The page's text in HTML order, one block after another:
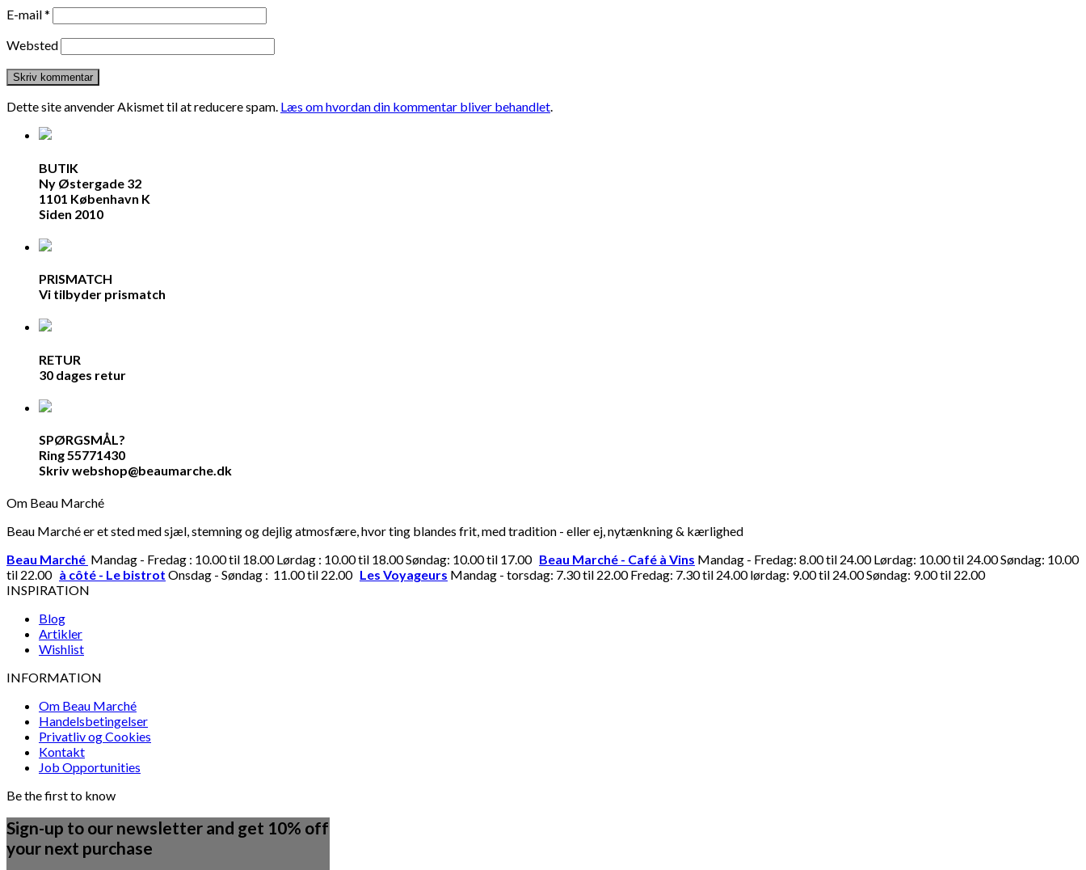
E-mail*
Websted
Dette site anvender Akismet til at reducere spam. Læs om hvordan din kommentar bliver behandlet.
BUTIK
Ny Østergade 32
1101 København K
Siden 2010
PRISMATCH
Vi tilbyder prismatch
RETUR
30 dages retur
SPØRGSMÅL?
Ring 55771430
Skriv webshop@beaumarche.dk
Om Beau Marché
Beau Marché er et sted med sjæl, stemning og dejlig atmosfære, hvor ting blandes frit, med tradition - eller ej, nytænkning & kærlighed
Beau Marché Mandag - Fredag : 10.00 til 18.00 Lørdag : 10.00 til 18.00 Søndag: 10.00 til 17.00 Beau Marché - Café à Vins Mandag - Fredag: 8.00 til 24.00 Lørdag: 10.00 til 24.00 Søndag: 10.00
til 22.00 à côté - Le bistrot Onsdag - Søndag : 11.00 til 22.00 Les Voyageurs Mandag - torsdag: 7.30 til 22.00 Fredag: 7.30 til 24.00 lørdag: 9.00 til 24.00 Søndag: 9.00 til 22.00
INSPIRATION
Blog
Artikler
Wishlist
INFORMATION
Om Beau Marché
Handelsbetingelser
Privatliv og Cookies
Kontakt
Job Opportunities
Be the first to know
Sign-up to our newsletter and get 10% off
your next purchase